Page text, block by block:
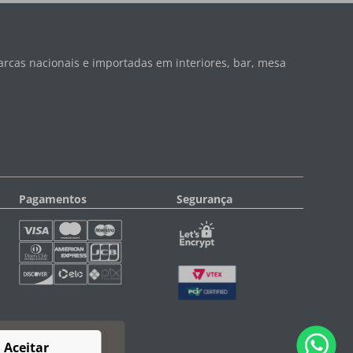
Aceitar
nacionais e importadas em interiores, bar, mesa
Pagamentos Segurança